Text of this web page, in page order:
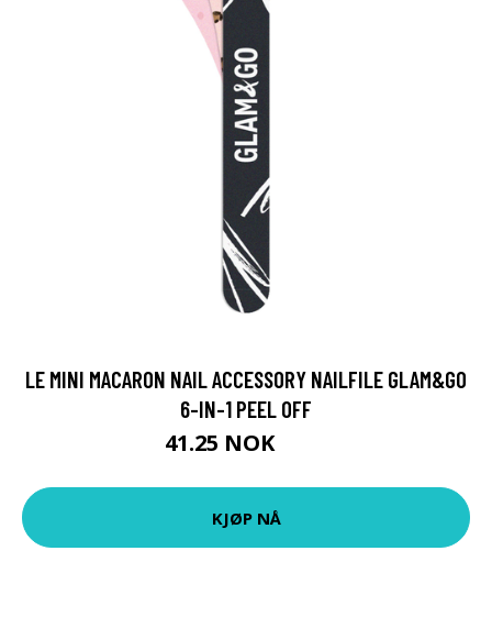
LE MINI MACARON NAIL ACCESSORY NAILFILE GLAM&GO
6-IN-1 PEEL OFF
41.25 NOK
KJØP NÅ